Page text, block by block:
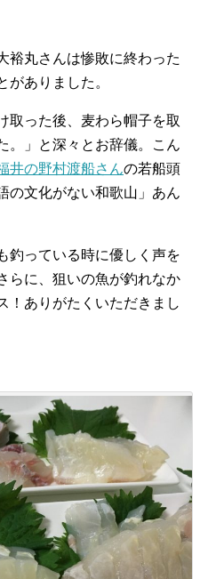
裕丸さんは惨敗に終わった
がありました。
取った後、麦わら帽子を取
。」と深々とお辞儀。こん
井の野村渡船さんの若船頭
の文化がない和歌山」あん
釣っている時に優しく声を
らに、狙いの魚が釣れなか
！ありがたくいただきまし